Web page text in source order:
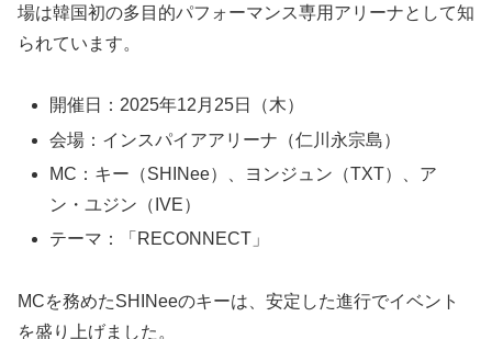
場は韓国初の多目的パフォーマンス専用アリーナとして知
られています。
開催日：2025年12月25日（木）
会場：インスパイアアリーナ（仁川永宗島）
MC：キー（SHINee）、ヨンジュン（TXT）、ア
ン・ユジン（IVE）
テーマ：「RECONNECT」
MCを務めたSHINeeのキーは、安定した進行でイベント
を盛り上げました。